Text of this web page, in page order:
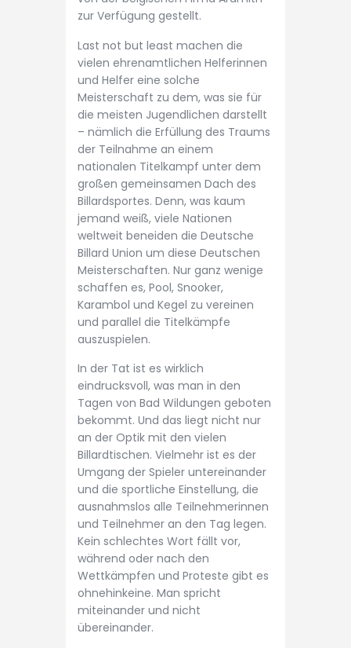
zur Verfügung gestellt.
Last not but least machen die
vielen ehrenamtlichen Helferinnen
und Helfer eine solche
Meisterschaft zu dem, was sie für
die meisten Jugendlichen darstellt
– nämlich die Erfüllung des Traums
der Teilnahme an einem
nationalen Titelkampf unter dem
großen gemeinsamen Dach des
Billardsportes. Denn, was kaum
jemand weiß, viele Nationen
weltweit beneiden die Deutsche
Billard Union um diese Deutschen
Meisterschaften. Nur ganz wenige
schaffen es, Pool, Snooker,
Karambol und Kegel zu vereinen
und parallel die Titelkämpfe
auszuspielen.
In der Tat ist es wirklich
eindrucksvoll, was man in den
Tagen von Bad Wildungen geboten
bekommt. Und das liegt nicht nur
an der Optik mit den vielen
Billardtischen. Vielmehr ist es der
Umgang der Spieler untereinander
und die sportliche Einstellung, die
ausnahmslos alle Teilnehmerinnen
und Teilnehmer an den Tag legen.
Kein schlechtes Wort fällt vor,
während oder nach den
Wettkämpfen und Proteste gibt es
ohnehinkeine. Man spricht
miteinander und nicht
übereinander.